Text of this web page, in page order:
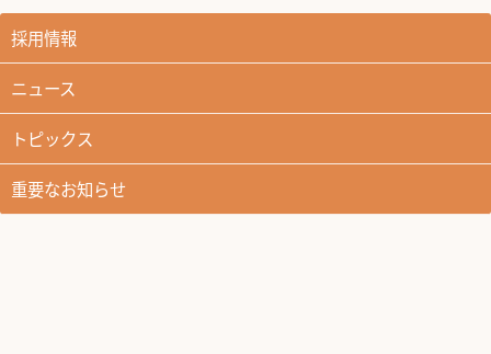
採用情報
ニュース
トピックス
重要なお知らせ